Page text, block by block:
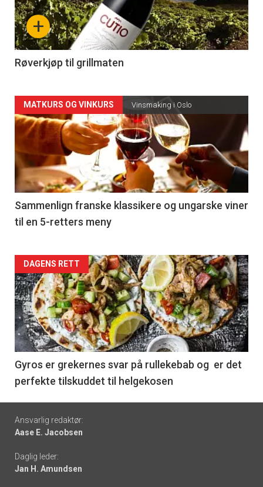
nå
-
4
+
Røverkjøp til grillmaten
Forsiden
akkurat
nå
-
5
MATKURS OG VINKURS Vinsmaking i Oslo
Sammenlign franske klassikere og ungarske viner
til en 5-retters meny
Forsiden
akkurat
nå
-
6
DAGENS RETT
Gyros er grekernes svar på rullekebab og er det
perfekte tilskuddet til helgekosen
Footer
-
links
Ansvarlig redaktør:
Aase E. Jacobsen
Daglig leder:
Jan H. Amundsen